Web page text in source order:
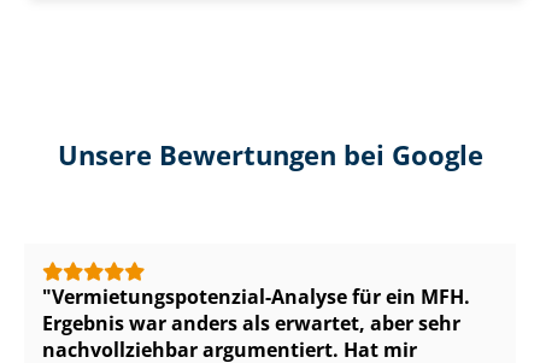
Unsere Bewertungen bei Google
Ver­mie­tungs­po­ten­zi­al-Analyse für ein MFH.
Ergebnis war anders als erwartet, aber sehr
nachvollziehbar argumentiert. Hat mir